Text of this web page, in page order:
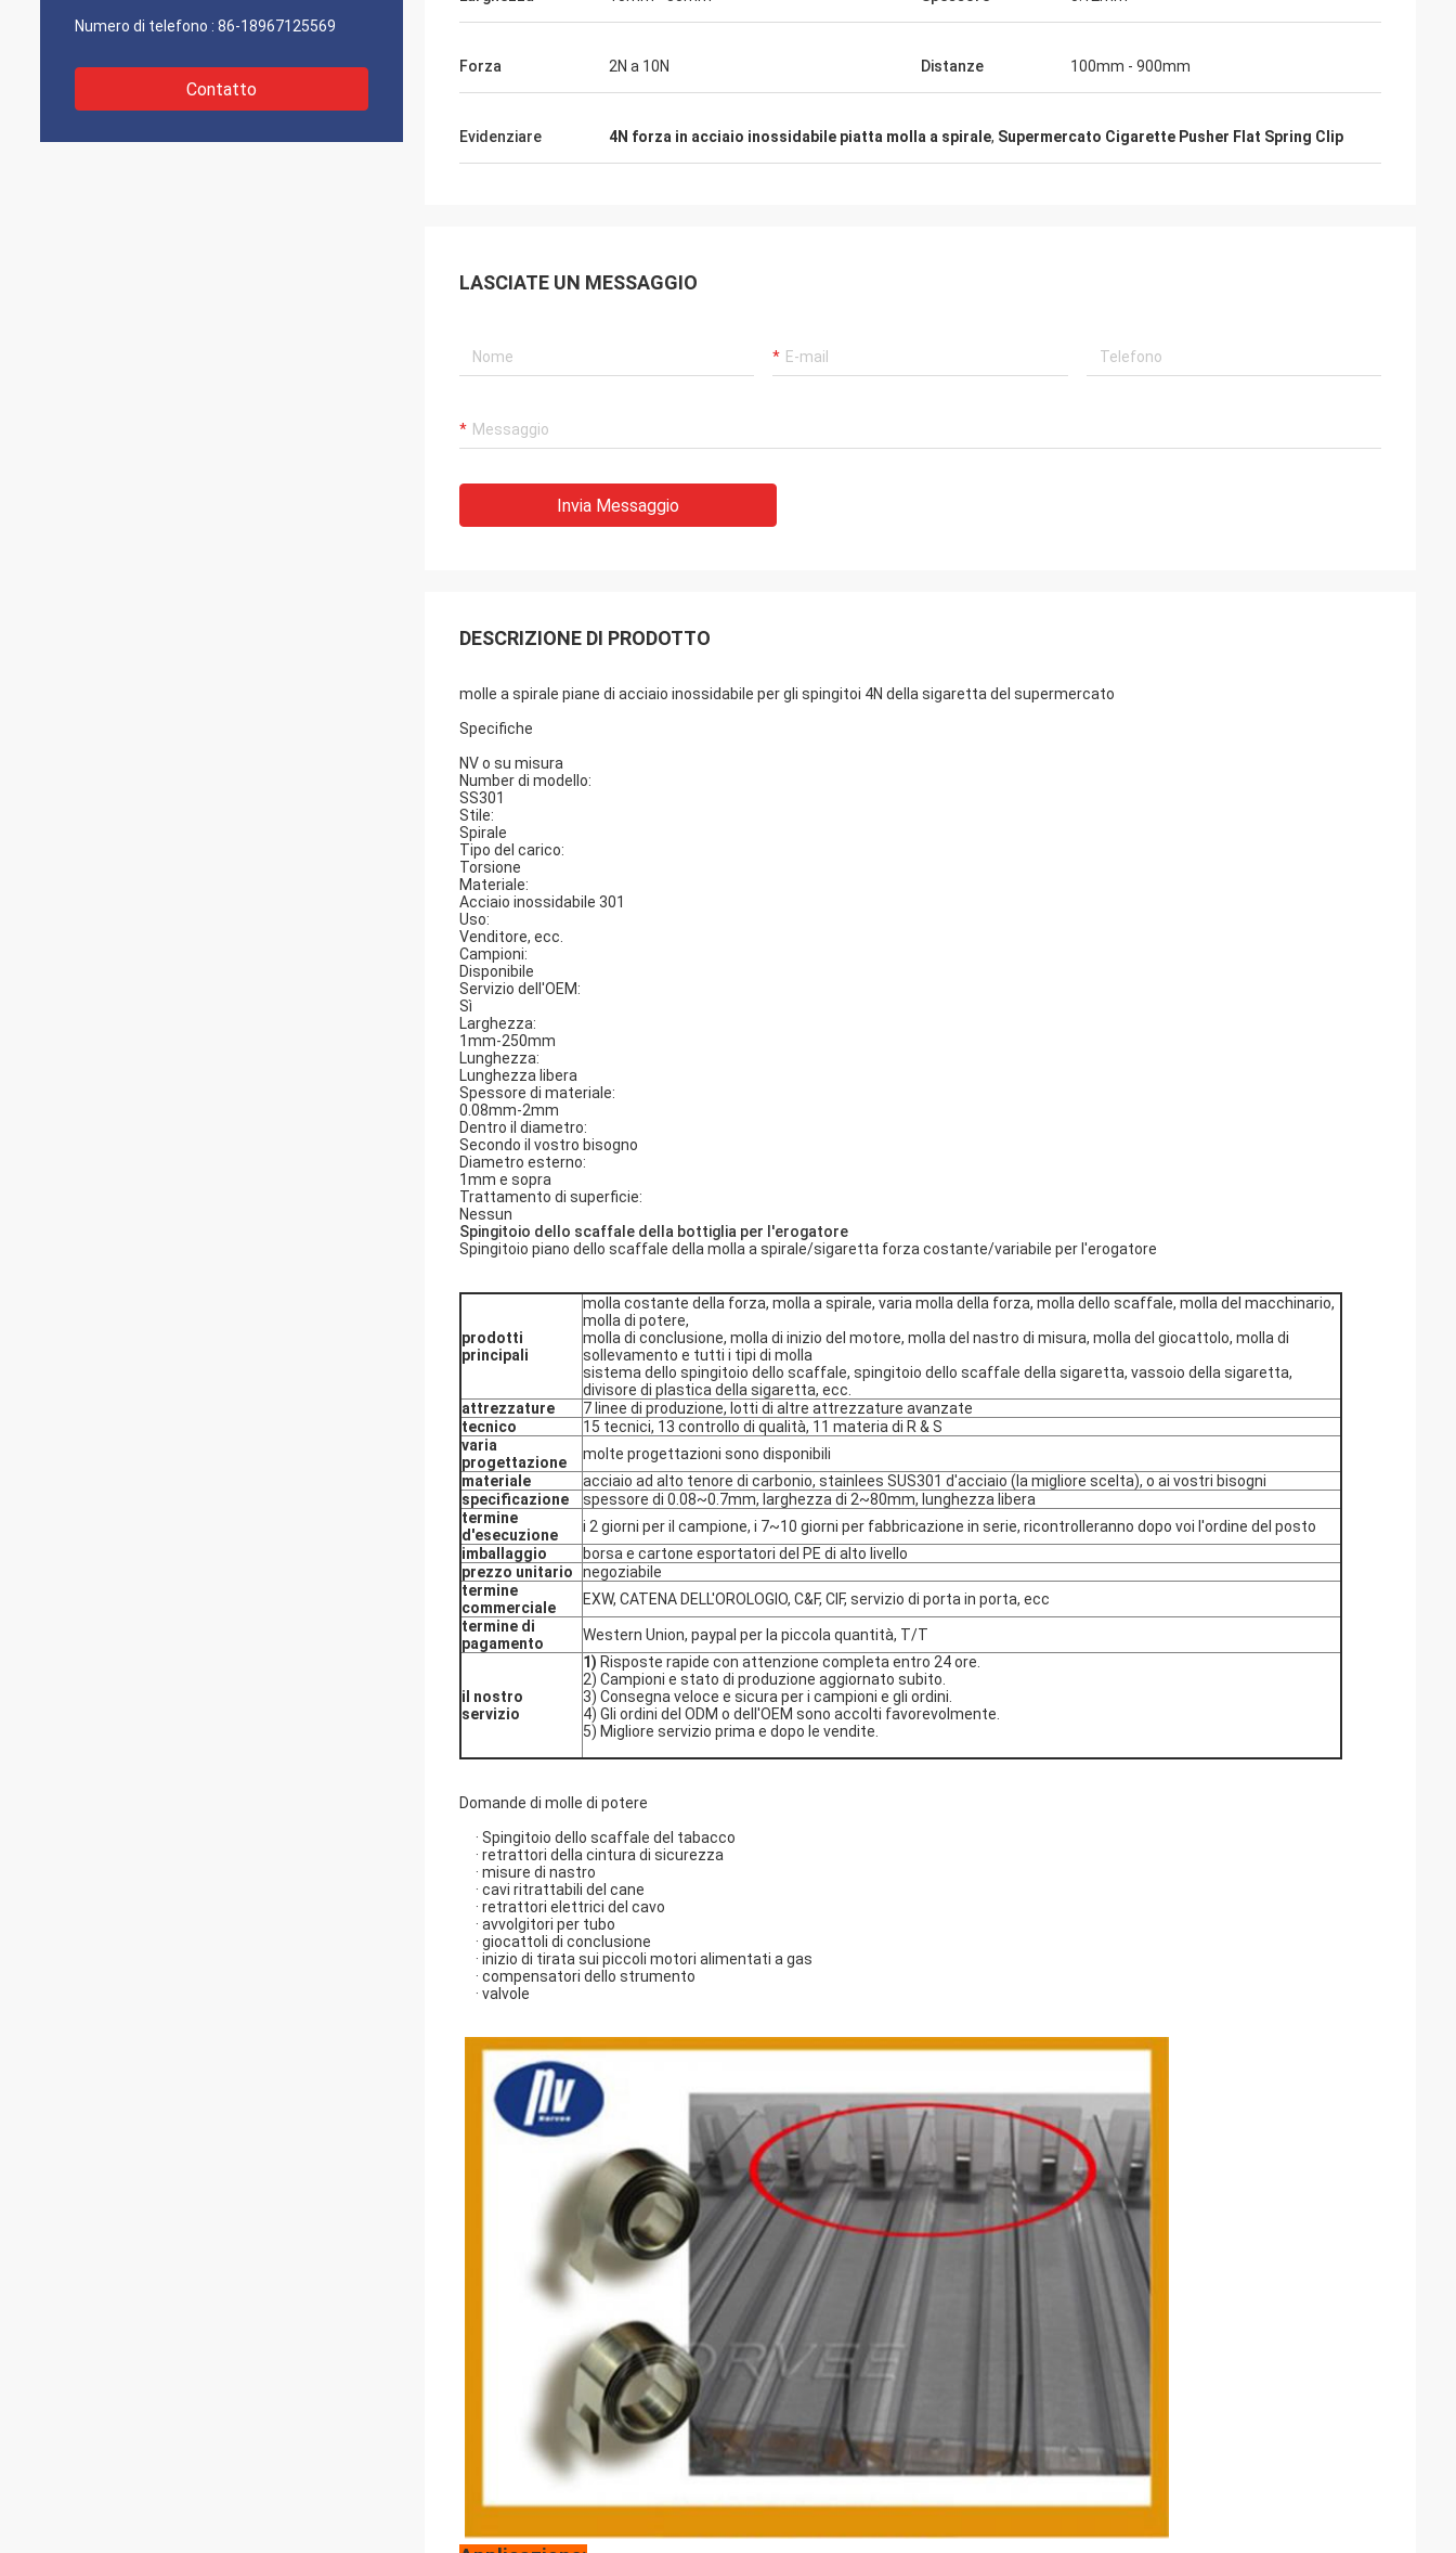
Numero di telefono : 86-18967125569
Contatto
Forza 2N a 10N Distanze 100mm - 900mm
Evidenziare 4N forza in acciaio inossidabile piatta molla a spirale, Supermercato Cigarette Pusher Flat Spring Clip
LASCIATE UN MESSAGGIO
Invia Messaggio
DESCRIZIONE DI PRODOTTO
molle a spirale piane di acciaio inossidabile per gli spingitoi 4N della sigaretta del supermercato
Specifiche
NV o su misura
Number di modello:
SS301
Stile:
Spirale
Tipo del carico:
Torsione
Materiale:
Acciaio inossidabile 301
Uso:
Venditore, ecc.
Campioni:
Disponibile
Servizio dell'OEM:
Sì
Larghezza:
1mm-250mm
Lunghezza:
Lunghezza libera
Spessore di materiale:
0.08mm-2mm
Dentro il diametro:
Secondo il vostro bisogno
Diametro esterno:
1mm e sopra
Trattamento di superficie:
Nessun
Spingitoio dello scaffale della bottiglia per l'erogatore
Spingitoio piano dello scaffale della molla a spirale/sigaretta forza costante/variabile per l'erogatore
prodotti
principali
molla costante della forza, molla a spirale, varia molla della forza, molla dello scaffale, molla del macchinario,
molla di potere,
molla di conclusione, molla di inizio del motore, molla del nastro di misura, molla del giocattolo, molla di
sollevamento e tutti i tipi di molla
sistema dello spingitoio dello scaffale, spingitoio dello scaffale della sigaretta, vassoio della sigaretta,
divisore di plastica della sigaretta, ecc.
attrezzature
7 linee di produzione, lotti di altre attrezzature avanzate
tecnico
15 tecnici, 13 controllo di qualità, 11 materia di R & S
varia
progettazione
molte progettazioni sono disponibili
materiale
acciaio ad alto tenore di carbonio, stainlees SUS301 d'acciaio (la migliore scelta), o ai vostri bisogni
specificazione
spessore di 0.08~0.7mm, larghezza di 2~80mm, lunghezza libera
termine
d'esecuzione
i 2 giorni per il campione, i 7~10 giorni per fabbricazione in serie, ricontrolleranno dopo voi l'ordine del posto
imballaggio
borsa e cartone esportatori del PE di alto livello
prezzo unitario
negoziabile
termine
commerciale
EXW, CATENA DELL'OROLOGIO, C&F, CIF, servizio di porta in porta, ecc
termine di
pagamento
Western Union, paypal per la piccola quantità, T/T
il nostro
servizio
1) Risposte rapide con attenzione completa entro 24 ore.
2) Campioni e stato di produzione aggiornato subito.
3) Consegna veloce e sicura per i campioni e gli ordini.
4) Gli ordini del ODM o dell'OEM sono accolti favorevolmente.
5) Migliore servizio prima e dopo le vendite.
Domande di molle di potere
· Spingitoio dello scaffale del tabacco
· retrattori della cintura di sicurezza
· misure di nastro
· cavi ritrattabili del cane
· retrattori elettrici del cavo
· avvolgitori per tubo
· giocattoli di conclusione
· inizio di tirata sui piccoli motori alimentati a gas
· compensatori dello strumento
· valvole